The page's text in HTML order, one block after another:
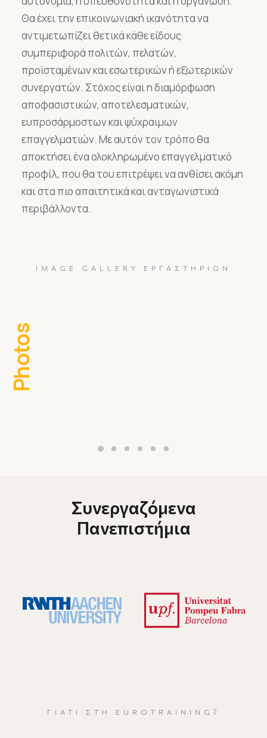
Θα έχει την επικοινωνιακή ικανότητα να
αντιμετωπίζει θετικά κάθε είδους
συμπεριφορά πολιτών, πελατών,
προϊσταμένων και εσωτερικών ή εξωτερικών
συνεργατών. Στόχος είναι η διαμόρφωση
αποφασιστικών, αποτελεσματικών,
ευπροσάρμοστων και ψύχραιμων
επαγγελματιών. Με αυτόν τον τρόπο θα
αποκτήσει ένα ολοκληρωμένο επαγγελματικό
προφίλ, που θα του επιτρέψει να ανθίσει ακόμη
και στα πιο απαιτητικά και ανταγωνιστικά
περιβάλλοντα.
IMAGE GALLERY ΕΡΓΑΣΤΗΡΊΩΝ
Photos
Συνεργαζόμενα
Πανεπιστήμια
ΓΙΑΤΊ ΣΤΗ EUROTRAINING?